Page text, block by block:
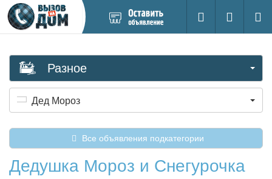
новое
Поиск
Вход на
Разное
Дед Мороз
Все объявления подкатегории
Дедушка Мороз и Снегурочка